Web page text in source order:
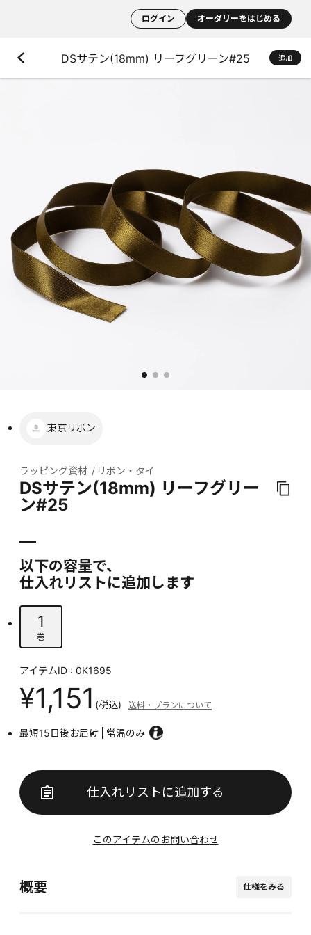
ログイン オーダリーをはじめる
DSサテン(18mm) リーフグリーン#25 追加
東京リボン
ラッピング資材 リボン・タイ
DSサテン(18mm) リーフグリー
ン#25
以下の容量で、
仕入れリストに追加します
1
巻
アイテムID : 0K1695
¥1,151 (税込) 送料・プランについて
最短15日後お届け 常温のみ
仕入れリストに追加する
このアイテムのお問い合わせ
概要 仕様をみる